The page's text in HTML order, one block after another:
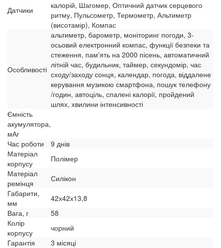
Датчики
калорій, Шагомер, Оптичний датчик серцевого
ритму, Пульсометр, Термометр, Альтиметр
(висотамір), Компас
Особливості
альтиметр, барометр, моніторинг погоди, 3-
осьовий електронний компас, функції безпеки та
стеження, пам'ять на 2000 пісень, автоматичний
літній час, будильник, таймер, секундомір, час
сходу/заходу сонця, календар, погода, віддалене
керування музикою смартфона, пошук телефону
/годин, автоціль, спалені калорії, пройдений
шлях, хвилини інтенсивності
Ємність
акумулятора,
мАг
Час роботи
9 днів
Матеріал
корпусу
Полімер
Матеріал
ремінця
Силікон
Габарити,
мм
42х42х13,8
Вага, г
58
Колір
корпусу
чорний
Гарантія
3 місяці